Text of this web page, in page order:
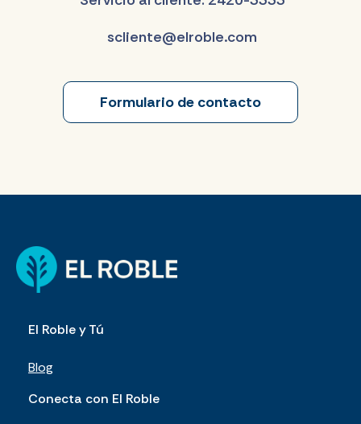
scliente@elroble.com
Formulario de contacto
El Roble y Tú
Blog
Conecta con El Roble